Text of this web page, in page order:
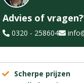
Advies of vragen?
0320 - 258604
Scherpe prijzen